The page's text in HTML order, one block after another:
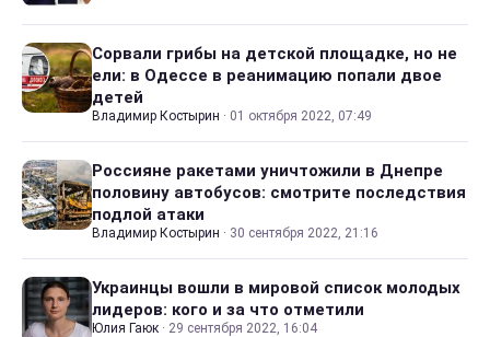
Сорвали грибы на детской площадке, но не
ели: в Одессе в реанимацию попали двое
детей
Владимир Костырин · 01 октября 2022, 07:49
Россияне ракетами уничтожили в Днепре
половину автобусов: смотрите последствия
подлой атаки
Владимир Костырин · 30 сентября 2022, 21:16
Украинцы вошли в мировой список молодых
лидеров: кого и за что отметили
Юлия Гаюк · 29 сентября 2022, 16:04